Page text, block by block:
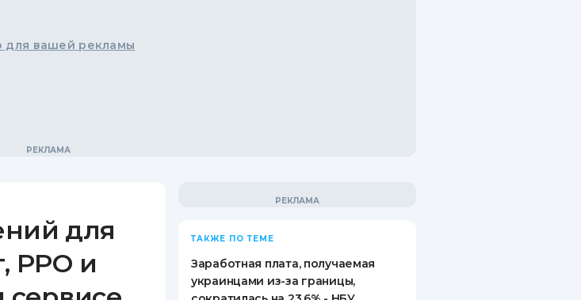
для вашей рекламы
для
РРО и
ТАКЖЕ ПО ТЕМЕ
Заработная плата, получаемая
украинцами из-за границы,